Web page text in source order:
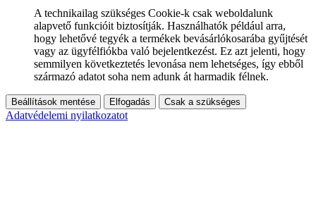
A technikailag szükséges Cookie-k csak weboldalunk
alapvető funkcióit biztosítják. Használhatók például arra,
hogy lehetővé tegyék a termékek bevásárlókosarába gyűjtését
vagy az ügyfélfiókba való bejelentkezést. Ez azt jelenti, hogy
semmilyen következtetés levonása nem lehetséges, így ebből
származó adatot soha nem adunk át harmadik félnek.
Beállítások mentése Elfogadás Csak a szükséges
Adatvédelemi nyilatkozatot